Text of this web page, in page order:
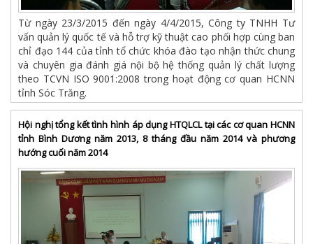
Từ ngày 23/3/2015 đến ngày 4/4/2015, Công ty TNHH Tư
vấn quản lý quốc tế và hỗ trợ kỹ thuật cao phối hợp cùng ban
chỉ đạo 144 của tỉnh tổ chức khóa đào tạo nhận thức chung
và chuyên gia đánh giá nội bộ hệ thống quản lý chất lượng
theo TCVN ISO 9001:2008 trong hoạt động cơ quan HCNN
tỉnh Sóc Trăng.
Hội nghị tổng kết tình hình áp dụng HTQLCL tại các cơ quan HCNN
tỉnh Bình Dương năm 2013, 8 tháng đầu năm 2014 và phương
hướng cuối năm 2014